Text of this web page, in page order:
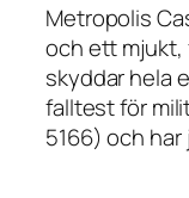
Metropolis
och ett mjukt,
skyddar hela
falltest för
5166) och